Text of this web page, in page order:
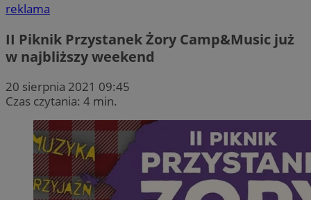
reklama
II Piknik Przystanek Żory Camp&Music już
w najbliższy weekend
20 sierpnia 2021 09:45
Czas czytania: 4 min.